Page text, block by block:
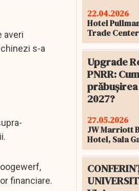
averi
s-a
financiare.
22.04.2026
Hotel
Trade Center
Upgrade
PNRR:
2027?
27.05.2026
JW Marriott
Hotel, Sala